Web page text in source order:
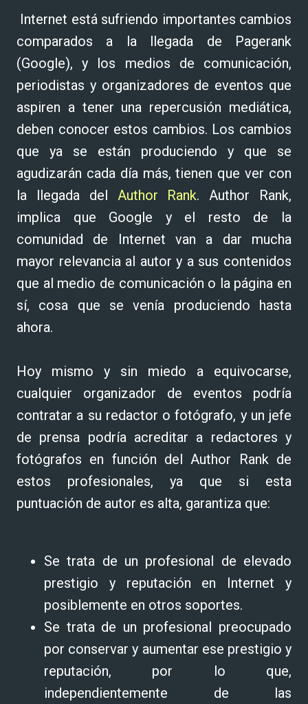
Internet está sufriendo importantes cambios
comparados a la llegada de Pagerank
(Google), y los medios de comunicación,
periodistas y organizadores de eventos que
aspiren a tener una repercusión mediática,
deben conocer estos cambios. Los cambios
que ya se están produciendo y que se
agudizarán cada día más, tienen que ver con
la llegada del Author Rank. Author Rank,
implica que Google y el resto de la
comunidad de Internet van a dar mucha
mayor relevancia al autor y a sus contenidos
que al medio de comunicación o la página en
sí, cosa que se venía produciendo hasta
ahora.
Hoy mismo y sin miedo a equivocarse,
cualquier organizador de eventos podría
contratar a su redactor o fotógrafo, y un jefe
de prensa podría acreditar a redactores y
fotógrafos en función del Author Rank de
estos profesionales, ya que si esta
puntuación de autor es alta, garantiza que:
Se trata de un profesional de elevado
prestigio y reputación en Internet y
posiblemente en otros soportes.
Se trata de un profesional preocupado
por conservar y aumentar ese prestigio y
reputación, por lo que,
independientemente de las